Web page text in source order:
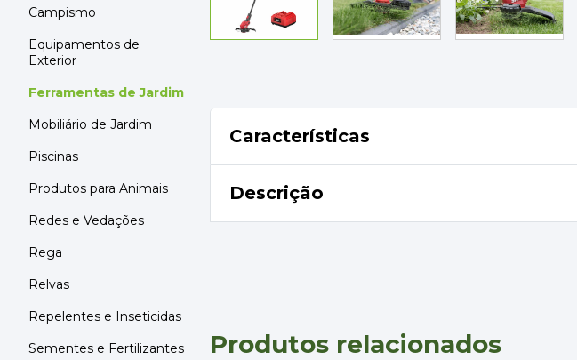
Campismo
Equipamentos de
Exterior
Ferramentas de Jardim
Mobiliário de Jardim
Piscinas
Produtos para Animais
Redes e Vedações
Rega
Relvas
Repelentes e Inseticidas
Sementes e Fertilizantes
Características
Descrição
Produtos relacionados